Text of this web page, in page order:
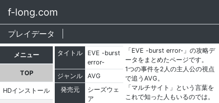
f-long.com
プレイデータ
メニュー
TOP
HDインストール
タイトル
EVE -burst
error-
ジャンル
AVG
発売元
シーズウェ
ア
「EVE -burst error-」の攻略デ
ータをまとめたページです。
1つの事件を2人の主人公の視点
で追うAVG。
「マルチサイト」という言葉を
これで知った人もいるのでは。